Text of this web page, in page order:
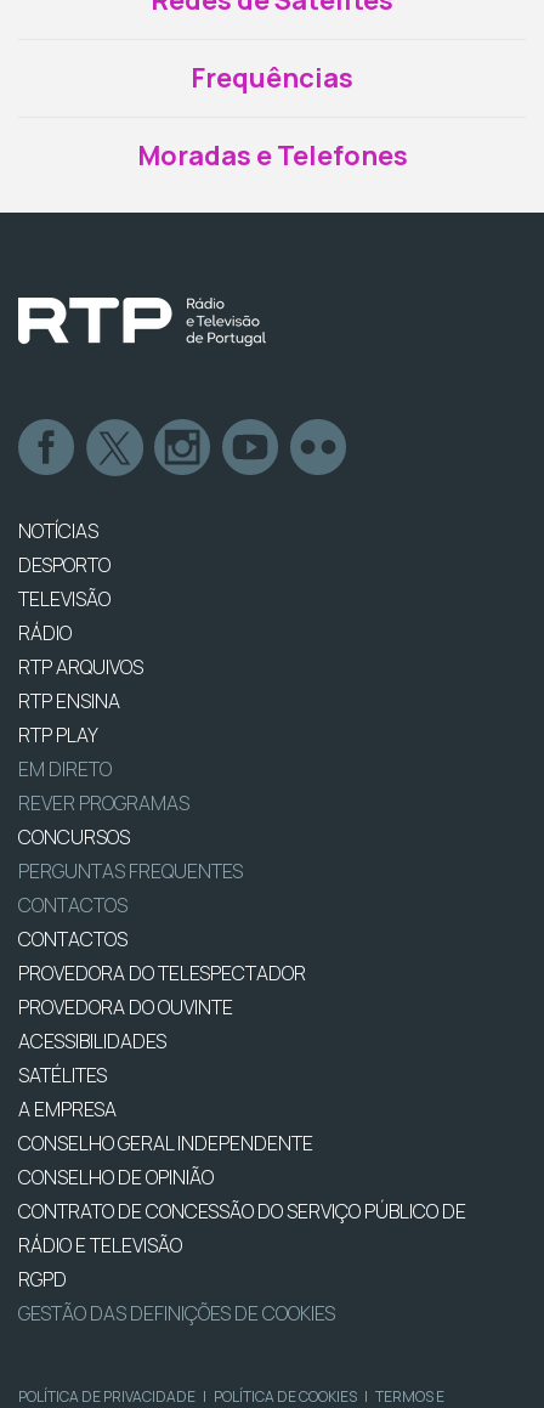
Frequências
Moradas e Telefones
NOTÍCIAS
DESPORTO
TELEVISÃO
RÁDIO
RTP ARQUIVOS
RTP ENSINA
RTP PLAY
EM DIRETO
REVER PROGRAMAS
CONCURSOS
PERGUNTAS FREQUENTES
CONTACTOS
CONTACTOS
PROVEDORA DO TELESPECTADOR
PROVEDORA DO OUVINTE
ACESSIBILIDADES
SATÉLITES
A EMPRESA
CONSELHO GERAL INDEPENDENTE
CONSELHO DE OPINIÃO
CONTRATO DE CONCESSÃO DO SERVIÇO PÚBLICO DE
RÁDIO E TELEVISÃO
RGPD
GESTÃO DAS DEFINIÇÕES DE COOKIES
POLÍTICA DE PRIVACIDADE | POLÍTICA DE COOKIES | TERMOS E